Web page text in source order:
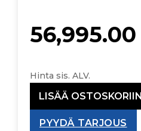
56,995.00
Hinta sis. ALV.
LISÄÄ OSTOSKORIIN
PYYDÄ TARJOUS